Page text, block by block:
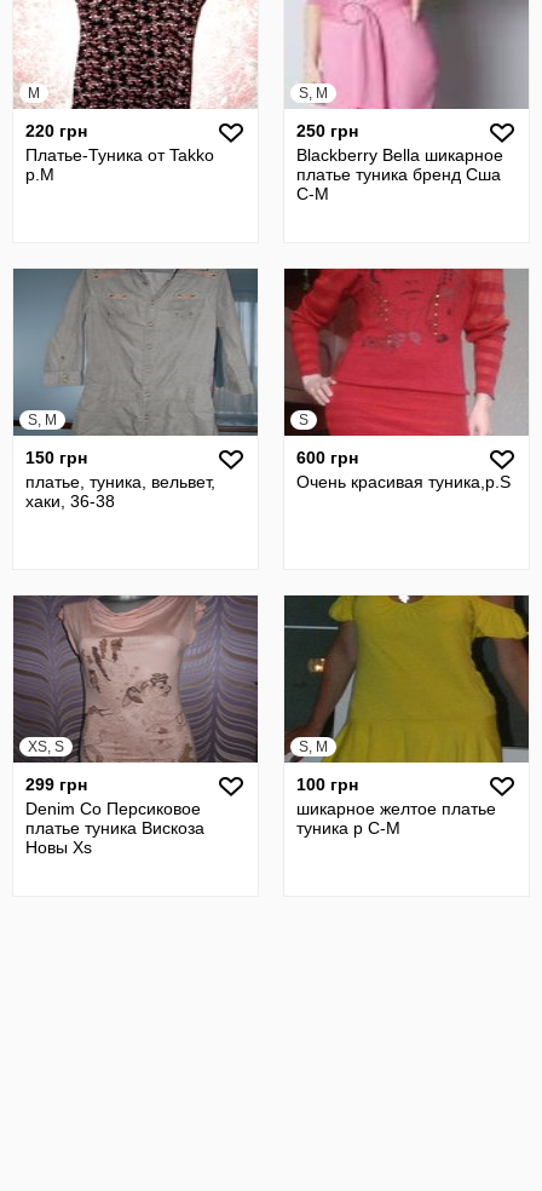
M
220 грн
Платье-Туника от Takko
р.М
S, M
250 грн
Blackberry Bella шикарное
платье туника бренд Сша
С-М
S, M
150 грн
платье, туника, вельвет,
хаки, 36-38
S
600 грн
Очень красивая туника,р.S
XS, S
299 грн
Denim Co Персиковое
платье туника Вискоза
Новы Хs
S, M
100 грн
шикарное желтое платье
туника р С-М